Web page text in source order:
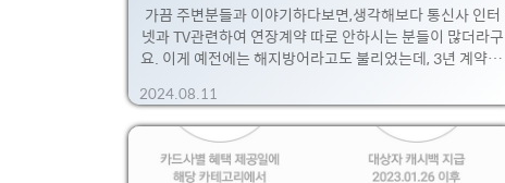
가끔 주변분들과 이야기하다보면,생각해보다 통신사 인터
넷과 TV관련하여 연장계약 따로 안하시는 분들이 많더라구
요. 이게 예전에는 해지방어라고도 불리었는데, 3년 계약 기
다 40만원정도 상품권으로 받았으니,한달에 만원정도 추가
적인 할인을 받는 셈! 해지방어라고 불린게 통신사에 전화
해서 해지부서 연결한 다음,보상안해주면 해지한다는... 뭐
그런 내용. 근데 이제 대략 문화가.... 해지한다고 하면 바로
2024.08.11